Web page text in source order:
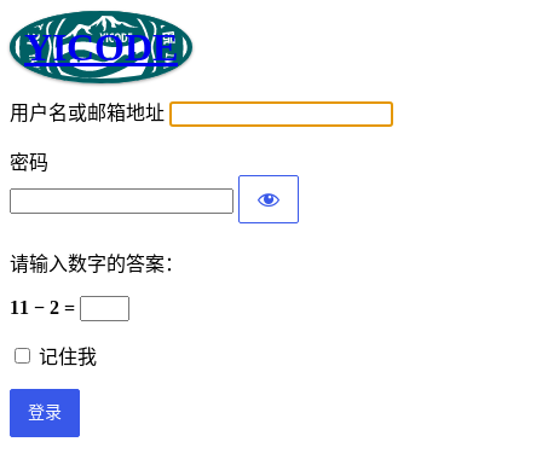
YICODE
用户名或邮箱地址
密码
请输入数字的答案：
11 − 2 =
记住我